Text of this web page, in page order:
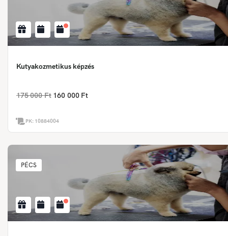
Kutyakozmetikus képzés
175 000 Ft 160 000 Ft
PK: 10884004
PÉCS